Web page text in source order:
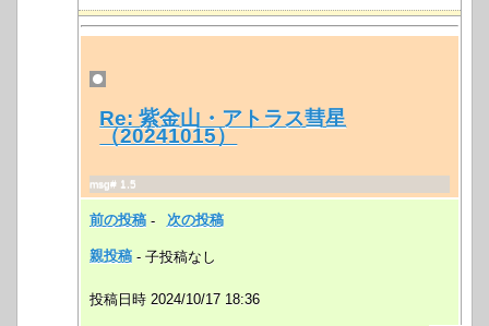
Re: 紫金山・アトラス彗星
（20241015）
msg# 1.5
前の投稿 - 次の投稿
親投稿 - 子投稿なし
投稿日時 2024/10/17 18:36